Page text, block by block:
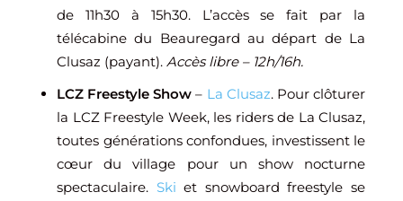
de 11h30 à 15h30. L’accès se fait par la
télécabine du Beauregard au départ de La
Clusaz (payant). Accès libre – 12h/16h.
LCZ Freestyle Show – La Clusaz. Pour clôturer
la LCZ Freestyle Week, les riders de La Clusaz,
toutes générations confondues, investissent le
cœur du village pour un show nocturne
spectaculaire. Ski et snowboard freestyle se